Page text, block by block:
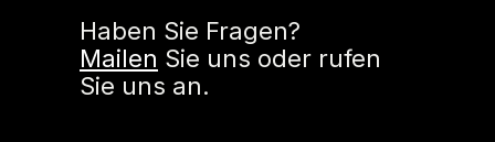
Haben Sie Fragen?
Mailen Sie uns oder rufen
Sie uns an.